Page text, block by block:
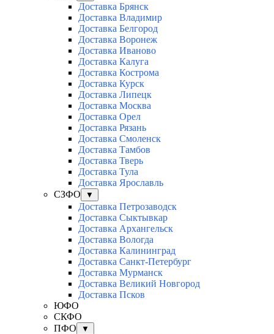
Доставка Брянск
Доставка Владимир
Доставка Белгород
Доставка Воронеж
Доставка Иваново
Доставка Калуга
Доставка Кострома
Доставка Курск
Доставка Липецк
Доставка Москва
Доставка Орел
Доставка Рязань
Доставка Смоленск
Доставка Тамбов
Доставка Тверь
Доставка Тула
Доставка Ярославль
СЗФО
▼
Доставка Петрозаводск
Доставка Сыктывкар
Доставка Архангельск
Доставка Вологда
Доставка Калининград
Доставка Санкт-Петербург
Доставка Мурманск
Доставка Великий Новгород
Доставка Псков
ЮФО
СКФО
ПФО
▼